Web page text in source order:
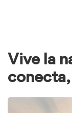
Vive la